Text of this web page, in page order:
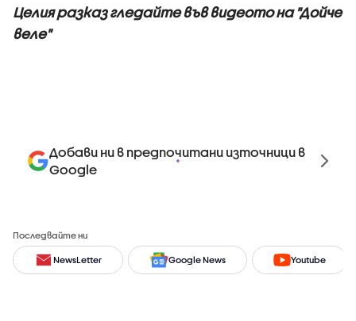
Целия разказ гледайте във видеото на "Дойче
веле"
Добави ни в предпочитани източници в
Google
Последвайте ни
NewsLetter Google News Youtube